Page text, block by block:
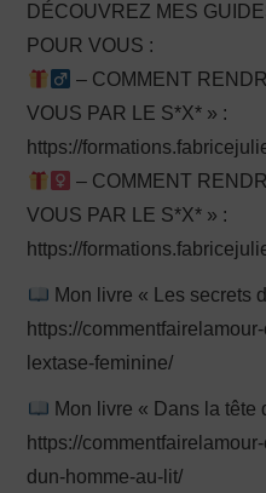
DÉCOUVREZ MES
POUR VOUS :
– COMMENT
VOUS PAR LE S*X* » :
https://
– COMMENT
VOUS PAR LE S*X* » :
https://
Mon livre « Les secrets
https://
lextase-feminine/
Mon livre « Dans la tête
https://
dun-homme-au-lit/